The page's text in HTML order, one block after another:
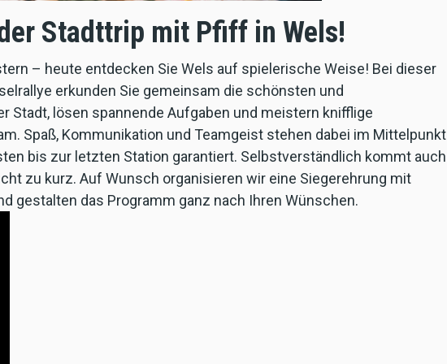
Stadttrip mit Pfiff in Wels!
– heute entdecken Sie Wels auf spielerische Weise! Bei dieser
erkunden Sie gemeinsam die schönsten und
Stadt, lösen spannende Aufgaben und meistern knifflige
Spaß, Kommunikation und Teamgeist stehen dabei im Mittelpunkt
bis zur letzten Station garantiert. Selbstverständlich kommt auch
zu kurz. Auf Wunsch organisieren wir eine Siegerehrung mit
gestalten das Programm ganz nach Ihren Wünschen.